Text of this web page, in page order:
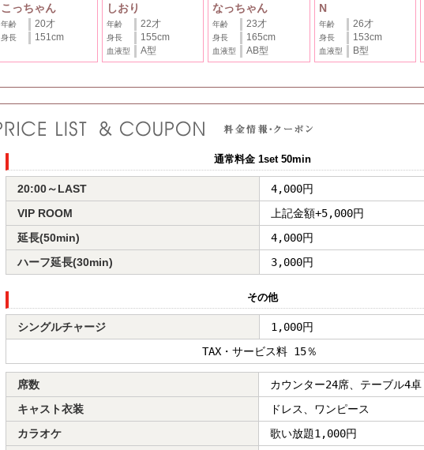
こっちゃん
年齢 20才
身長 151cm
しおり
年齢 22才
身長 155cm
血液型 A型
なっちゃん
年齢 23才
身長 165cm
血液型 AB型
N
年齢 26才
身長 153cm
血液型 B型
通常料金 1set 50min
20:00～LAST
4,000円
VIP ROOM
上記金額+5,000円
延長(50min)
4,000円
ハーフ延長(30min)
3,000円
その他
シングルチャージ
1,000円
TAX・サービス料 15％
席数
カウンター24席、テーブル4卓
キャスト衣装
ドレス、ワンピース
カラオケ
歌い放題1,000円